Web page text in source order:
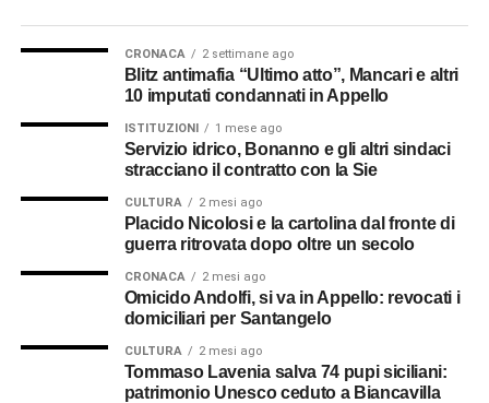
CRONACA 2 settimane ago
Blitz antimafia “Ultimo atto”, Mancari e altri
10 imputati condannati in Appello
ISTITUZIONI 1 mese ago
Servizio idrico, Bonanno e gli altri sindaci
stracciano il contratto con la Sie
CULTURA 2 mesi ago
Placido Nicolosi e la cartolina dal fronte di
guerra ritrovata dopo oltre un secolo
CRONACA 2 mesi ago
Omicido Andolfi, si va in Appello: revocati i
domiciliari per Santangelo
CULTURA 2 mesi ago
Tommaso Lavenia salva 74 pupi siciliani:
patrimonio Unesco ceduto a Biancavilla